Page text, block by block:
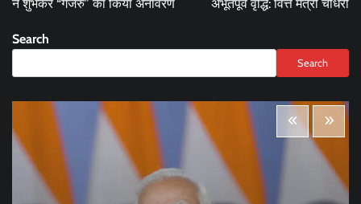
ने शुभंकर “गजरु” का किया अनावरण अभूतपूर्व वृद्धि: वित्त मंत्री चौधरी
Search
Search